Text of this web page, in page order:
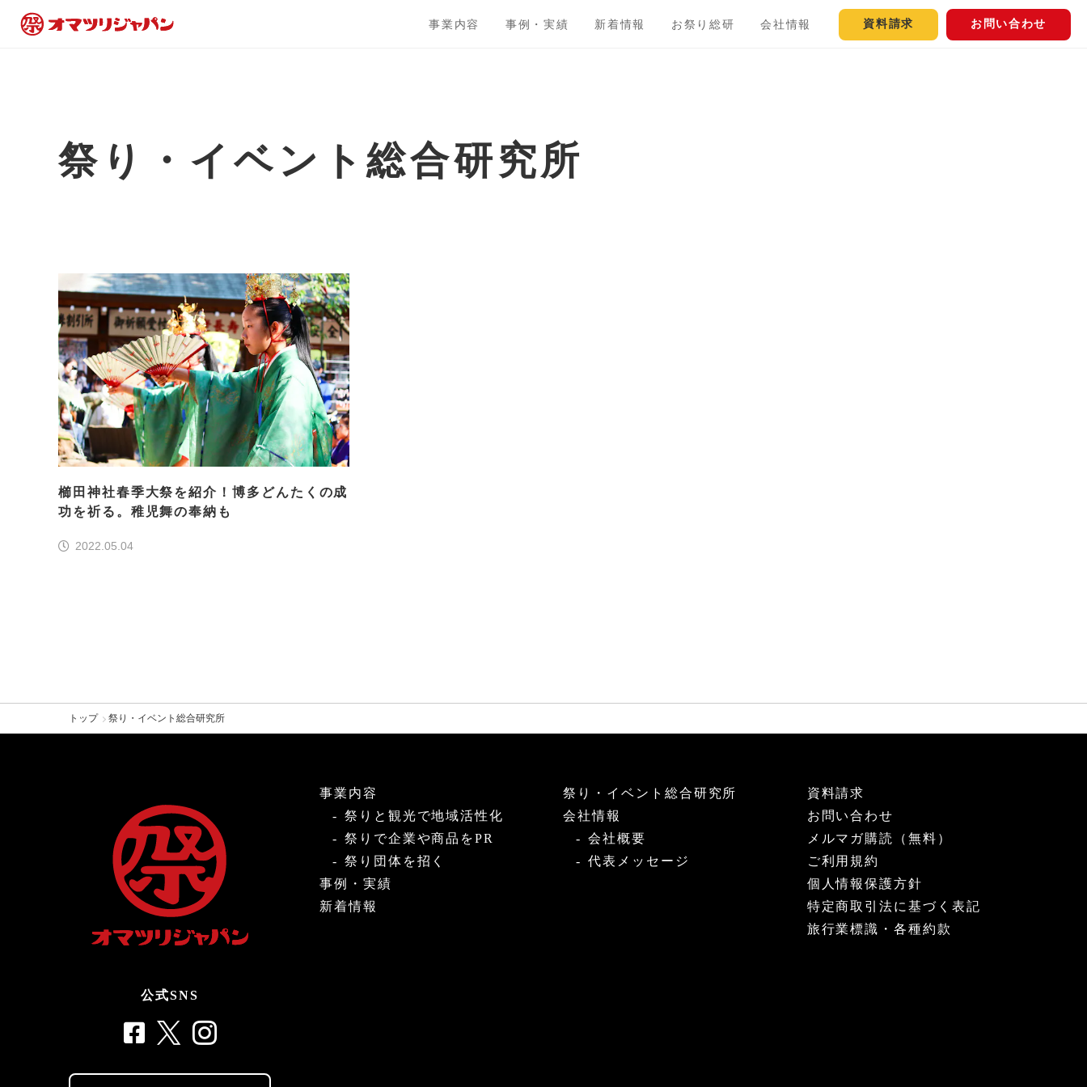
事業内容 事例・実績 新着情報 お祭り総研 会社情報 資料請求 お問い合わせ
祭り・イベント総合研究所
櫛田神社春季大祭を紹介！博多どんたくの成
功を祈る。稚児舞の奉納も
2022.05.04
トップ 祭り・イベント総合研究所
公式SNS
事業内容
祭りと観光で地域活性化
祭りで企業や商品をPR
祭り団体を招く
事例・実績
新着情報
祭り・イベント総合研究所
会社情報
会社概要
代表メッセージ
資料請求
お問い合わせ
メルマガ購読（無料）
ご利用規約
個人情報保護方針
特定商取引法に基づく表記
旅行業標識・各種約款